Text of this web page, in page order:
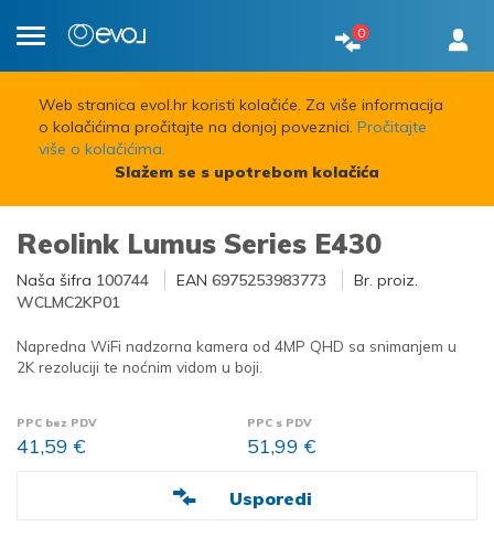
0
Toggle
Web stranica evol.hr koristi kolačiće. Za više informacija
o kolačićima pročitajte na donjoj poveznici. Pročitajte
više o kolačićima.
Slažem se s upotrebom kolačića
Reolink Lumus Series E430
Naša šifra 100744 EAN 6975253983773
Br. proiz.
WCLMC2KP01
Napredna WiFi nadzorna kamera od 4MP QHD sa snimanjem u
2K rezoluciji te noćnim vidom u boji.
PPC bez PDV
41,59 €
PPC s PDV
51,99 €
Usporedi